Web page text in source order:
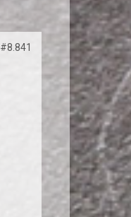
#8.841